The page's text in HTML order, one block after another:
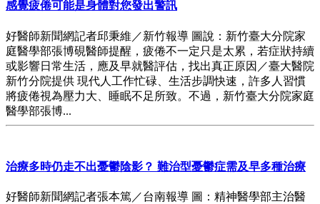
感覺疲倦可能是身體對您發出警訊
好醫師新聞網記者邱秉維／新竹報導 圖說：新竹臺大分院家
庭醫學部張博硯醫師提醒，疲倦不一定只是太累，若症狀持續
或影響日常生活，應及早就醫評估，找出真正原因／臺大醫院
新竹分院提供 現代人工作忙碌、生活步調快速，許多人習慣
將疲倦視為壓力大、睡眠不足所致。不過，新竹臺大分院家庭
醫學部張博...
治療多時仍走不出憂鬱陰影？ 難治型憂鬱症需及早多種治療
好醫師新聞網記者張本篤／台南報導 圖：精神醫學部主治醫